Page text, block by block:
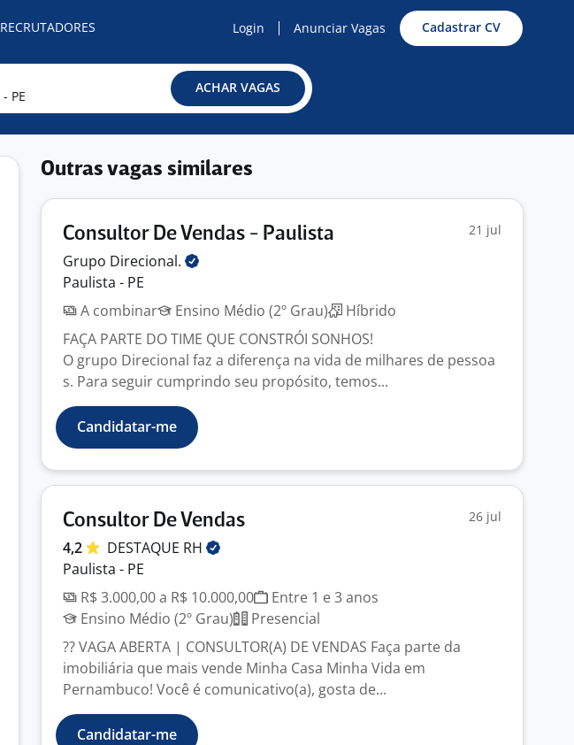
RECRUTADORES Login Anunciar Vagas Cadastrar CV
ACHAR VAGAS
Outras vagas similares
Consultor De Vendas - Paulista 21 jul
Grupo Direcional.
Paulista - PE
A combinar
Ensino Médio (2º Grau)
Híbrido
FAÇA PARTE DO TIME QUE CONSTRÓI SONHOS!
O grupo Direcional faz a diferença na vida de milhares de pessoa
s. Para seguir cumprindo seu propósito, temos...
Candidatar-me
Consultor De Vendas 26 jul
4,2 DESTAQUE RH
Paulista - PE
R$ 3.000,00 a R$ 10.000,00
Entre 1 e 3 anos
Ensino Médio (2º Grau)
Presencial
?? VAGA ABERTA | CONSULTOR(A) DE VENDAS Faça parte da
imobiliária que mais vende Minha Casa Minha Vida em
Pernambuco! Você é comunicativo(a), gosta de...
Candidatar-me